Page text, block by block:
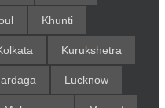
Khunti
Kurukshetra
Lucknow